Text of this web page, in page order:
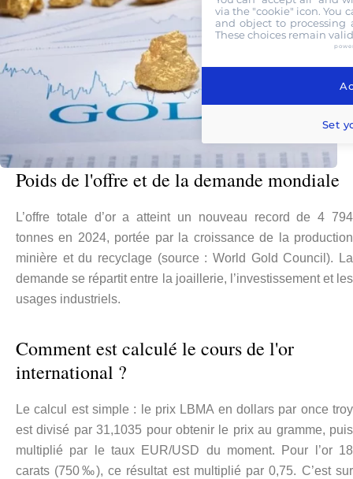
Poids de l'offre et de la demande mondiale
L’offre totale d’or a atteint un nouveau record de 4 794
tonnes en 2024, portée par la croissance de la production
minière et du recyclage (source : World Gold Council). La
demande se répartit entre la joaillerie, l’investissement et les
usages industriels.
Comment est calculé le cours de l'or
international ?
Le calcul est simple : le prix LBMA en dollars par once troy
est divisé par 31,1035 pour obtenir le prix au gramme, puis
multiplié par le taux EUR/USD du moment. Pour l’or 18
carats (750‰), ce résultat est multiplié par 0,75. C’est sur
via the "cookie" icon. You
and object to processing
These choices remain
Set